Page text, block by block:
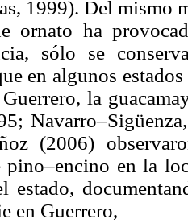
1999). Del mismo
ornato ha
sólo se
en algunos
la
(2006)
pino–encino en la
estado,
en Guerrero,